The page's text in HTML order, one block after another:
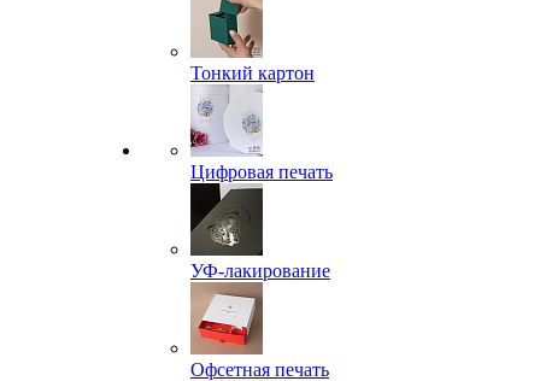
Тонкий картон
Цифровая печать
УФ-лакирование
Офсетная печать